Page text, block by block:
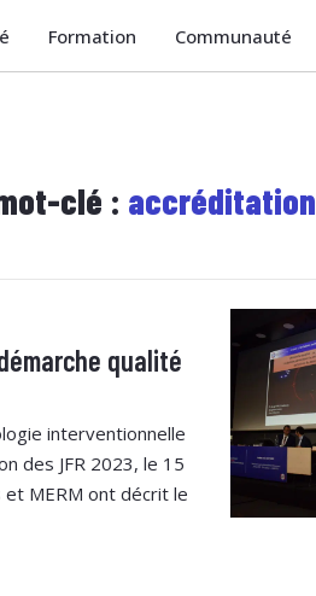
Formation Communauté
clé : accréditation
qualité
interventionnelle
des JFR 2023, le 15
MERM ont décrit le